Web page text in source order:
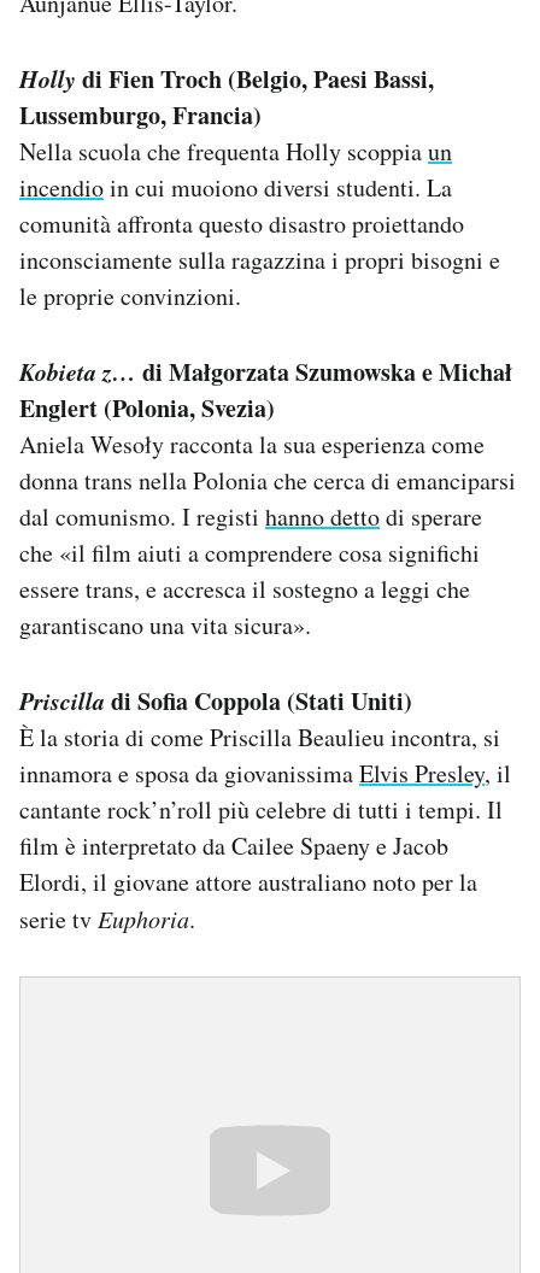
Holly di Fien Troch (Belgio, Paesi Bassi,
Lussemburgo, Francia)
Nella scuola che frequenta Holly scoppiaun
incendioin cui muoiono diversi studenti. La
comunità affronta questo disastro proiettando
inconsciamente sulla ragazzina i propri bisogni e
le proprie convinzioni.
Kobieta z… di Małgorzata Szumowska e Michał
Englert (Polonia, Svezia)
Aniela Wesoły racconta la sua esperienza come
donna trans nella Polonia che cerca di emanciparsi
dal comunismo. I registi hanno dettodi sperare
che «il film aiuti a comprendere cosa significhi
essere trans, e accresca il sostegno a leggi che
garantiscano una vita sicura».
Priscilla di Sofia Coppola (Stati Uniti)
È la storia di come Priscilla Beaulieu incontra, si
innamora e sposa da giovanissimaElvis Presley, il
cantante rock’n’roll più celebre di tutti i tempi. Il
film è interpretato da Cailee Spaeny e Jacob
Elordi, il giovane attore australiano noto per la
serie tvEuphoria.